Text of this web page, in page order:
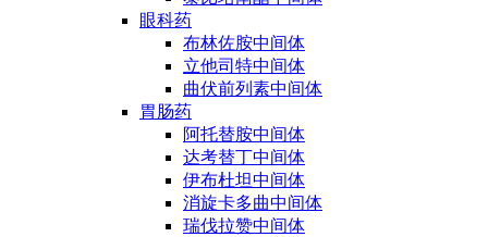
眼科药
布林佐胺中间体
立他司特中间体
曲伏前列素中间体
胃肠药
阿托替胺中间体
达考替丁中间体
伊布杜坦中间体
消旋卡多曲中间体
瑞伐拉赞中间体